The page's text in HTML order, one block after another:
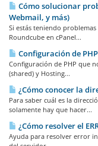
Cómo solucionar
Webmail, y más)
Si estás teniendo
Roundcube en cPanel...
Configuración de
Configuración de PHP que
(shared) y Hosting...
¿Cómo conocer la
Para saber cuál es la
solamente hay que hacer...
¿Cómo resolver el
Ayuda para resolver error